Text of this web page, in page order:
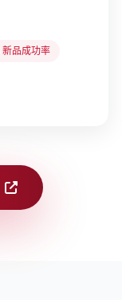
新品成功率